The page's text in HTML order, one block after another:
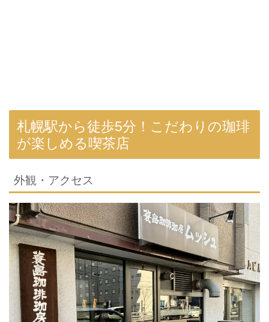
札幌駅から徒歩5分！こだわりの珈琲
が楽しめる喫茶店
外観・アクセス